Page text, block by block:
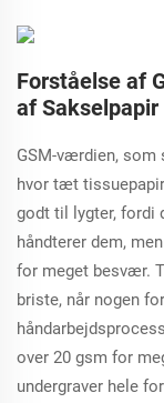
Forståelse af
af Sakselpapir
GSM-værdien,
hvor tæt
godt til lygter, fordi
håndterer dem,
for meget besvær.
briste, når nogen
over 20 gsm for
undergraver hele